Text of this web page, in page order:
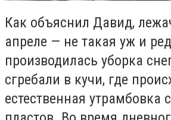
Как объяснил Давид,
апреле — не такая уж и
производилась уборка
сгребали в кучи, где
естественная утрамбовка